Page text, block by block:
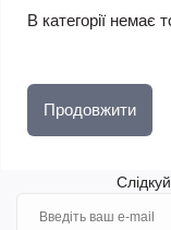
В категорії немає
Продовжити